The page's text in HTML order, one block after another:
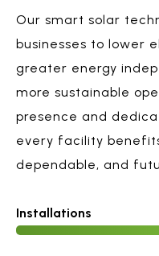
Our smart solar
businesses to lower
greater energy
more sustainable
presence and
every facility
dependable, and
Installations